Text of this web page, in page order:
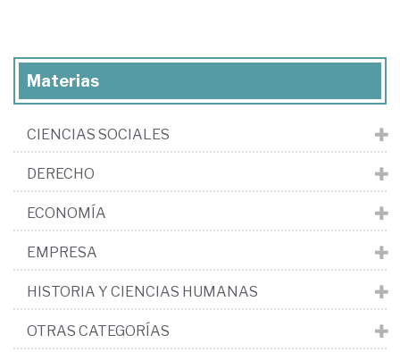
Materias
CIENCIAS SOCIALES
DERECHO
ECONOMÍA
EMPRESA
HISTORIA Y CIENCIAS HUMANAS
OTRAS CATEGORÍAS